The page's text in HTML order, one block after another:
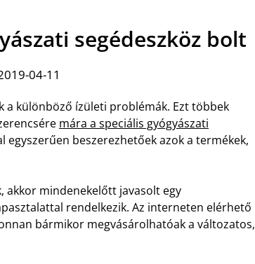
segédeszköz bolt
04-11
különböző ízületi problémák. Ezt többek
mára a speciális gyógyászati
egyszerűen beszerezhetőek azok a termékek,
akkor mindenekelőtt javasolt egy
rendelkezik. Az interneten elérhető
bármikor megvásárolhatóak a változatos,